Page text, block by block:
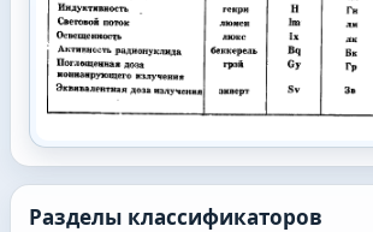
Разделы классификаторов